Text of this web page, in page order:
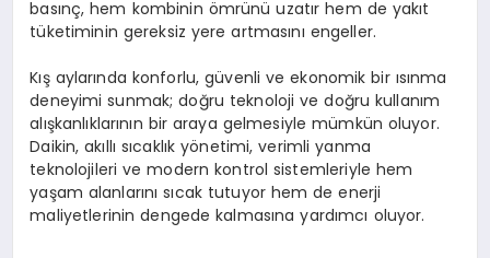
basınç, hem kombinin ömrünü uzatır hem de yakıt
tüketiminin gereksiz yere artmasını engeller.
Kış aylarında konforlu, güvenli ve ekonomik bir ısınma
deneyimi sunmak; doğru teknoloji ve doğru kullanım
alışkanlıklarının bir araya gelmesiyle mümkün oluyor.
Daikin, akıllı sıcaklık yönetimi, verimli yanma
teknolojileri ve modern kontrol sistemleriyle hem
yaşam alanlarını sıcak tutuyor hem de enerji
maliyetlerinin dengede kalmasına yardımcı oluyor.